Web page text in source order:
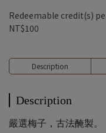
Redeemable credit(s)
NT$100
Description
Description
嚴選梅子，古法醃製。